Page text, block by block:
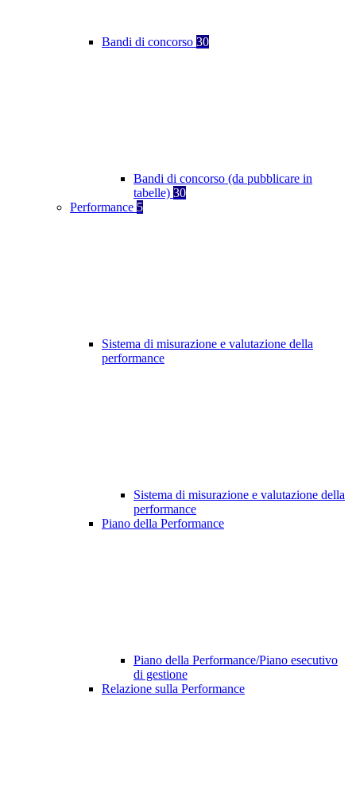
Bandi di concorso 30
Bandi di concorso (da pubblicare in
tabelle) 30
Performance 5
Sistema di misurazione e valutazione della
performance
Sistema di misurazione e valutazione della
performance
Piano della Performance
Piano della Performance/Piano esecutivo
di gestione
Relazione sulla Performance